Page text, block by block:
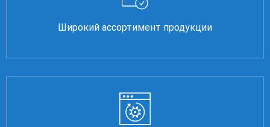
Широкий ассортимент продукции